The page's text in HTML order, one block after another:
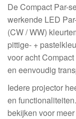
De Compact Par-
werkende LED
(CW / WW)
pittige- +
voor acht
en eenvoudig
Iedere projector
en
bekijken voor